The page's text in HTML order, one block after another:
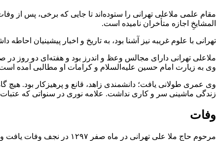
مقام علمی ملاعلی تهرانی را ستوده‌اند تا جایی که برخی، پس از
المشایخِ اجازه متأخران نامیده است.
تهرانی با علوم غریبه نیز آشنا بود، به تاریخ و اخبار پیشینیان احاطه
ملاعلی تهرانی دارای مجالس وعظ و اندرز بود و هفته‌ای دو روز در
وی به زیارت امام حسین علیه‌السلام و کرامات او مطالبی آمده
وی عمری طولانی یافت؛ دانشمندی زاهد، قانع و پرهیزکار بود.
زندگی ماشینی سر و کاری نداشت. علامه نوری در سنواتی که عتبات
وفات
مرحوم حاج ملا علی تهرانی در ماه صفر نجف وفات یافت